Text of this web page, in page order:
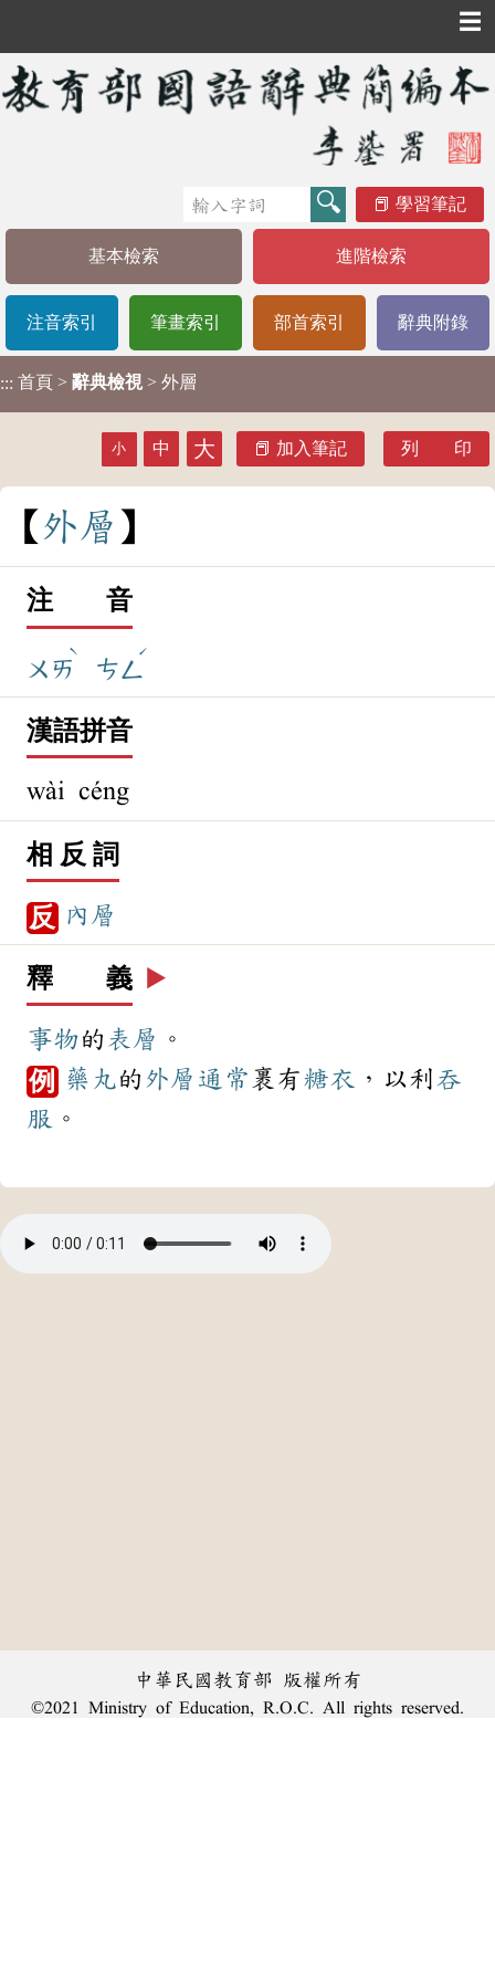
☰
學習筆記
基本檢索 進階檢索
注音索引 筆畫索引 部首索引 辭典附錄
::: 首頁 > 辭典檢視 > 外層
小 中 大 加入筆記 列 印
外層
注 音
ㄨㄞ
ˋ
ㄘㄥ
ˊ
漢語拼音
wài céng
相 反 詞
反 內層
釋 義 ▶️
事物的 表層 。
例 藥丸的 外層 通常 裹有糖衣 ，以利吞
服 。
中華民國教育部 版權所有
©2021 Ministry of Education, R.O.C. All rights reserved.